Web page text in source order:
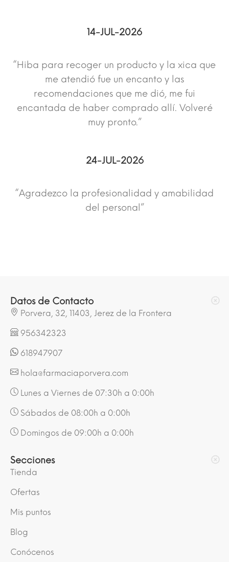
14-JUL-2026
“Hiba para recoger un producto y la xica que
me atendió fue un encanto y las
recomendaciones que me dió, me fui
encantada de haber comprado allí. Volveré
muy pronto.”
24-JUL-2026
“Agradezco la profesionalidad y amabilidad
del personal”
Datos de Contacto
Porvera, 32, 11403, Jerez de la Frontera
956342323
618947907
hola@farmaciaporvera.com
Lunes a Viernes de 07:30h a 0:00h
Sábados de 08:00h a 0:00h
Domingos de 09:00h a 0:00h
Secciones
Tienda
Ofertas
Mis puntos
Blog
Conócenos